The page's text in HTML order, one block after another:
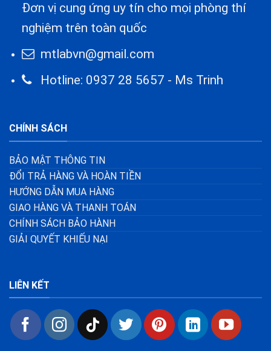
Đơn vị cung ứng uy tín cho mọi phòng thí
nghiệm trên toàn quốc
mtlabvn@gmail.com
Hotline: 0937 28 5657 - Ms Trinh
CHÍNH SÁCH
BẢO MẬT THÔNG TIN
ĐỔI TRẢ HÀNG VÀ HOÀN TIỀN
HƯỚNG DẪN MUA HÀNG
GIAO HÀNG VÀ THANH TOÁN
CHÍNH SÁCH BẢO HÀNH
GIẢI QUYẾT KHIẾU NẠI
LIÊN KẾT